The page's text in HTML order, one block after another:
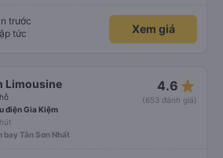
trước
tức
Xem giá
Limousine 4.6 star_rate
(653 đánh giá)
điện Gia Kiệm
bay Tân Sơn Nhất